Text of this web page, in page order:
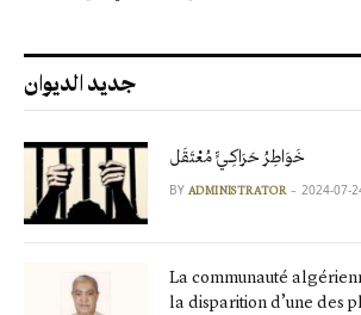
جديد الديوان
خَوَاطِرُ حَرَاكِـيٍّ مُعْتَقَل
BY ADMINISTRATOR 2024-07-
La communauté
la disparition d’une des